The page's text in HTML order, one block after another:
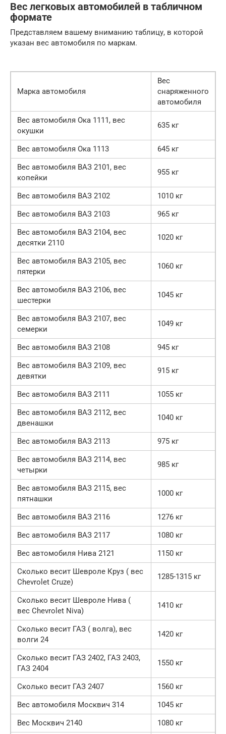
Вес легковых автомобилей в табличном
формате
Представляем вашему вниманию таблицу, в которой
указан вес автомобиля по маркам.
Марка автомобиля
Вес
снаряженного
автомобиля
Вес автомобиля Ока 1111, вес
окушки
635 кг
Вес автомобиля Ока 1113
645 кг
Вес автомобиля ВАЗ 2101, вес
копейки
955 кг
Вес автомобиля ВАЗ 2102
1010 кг
Вес автомобиля ВАЗ 2103
965 кг
Вес автомобиля ВАЗ 2104, вес
десятки 2110
1020 кг
Вес автомобиля ВАЗ 2105, вес
пятерки
1060 кг
Вес автомобиля ВАЗ 2106, вес
шестерки
1045 кг
Вес автомобиля ВАЗ 2107, вес
семерки
1049 кг
Вес автомобиля ВАЗ 2108
945 кг
Вес автомобиля ВАЗ 2109, вес
девятки
915 кг
Вес автомобиля ВАЗ 2111
1055 кг
Вес автомобиля ВАЗ 2112, вес
двенашки
1040 кг
Вес автомобиля ВАЗ 2113
975 кг
Вес автомобиля ВАЗ 2114, вес
четырки
985 кг
Вес автомобиля ВАЗ 2115, вес
пятнашки
1000 кг
Вес автомобиля ВАЗ 2116
1276 кг
Вес автомобиля ВАЗ 2117
1080 кг
Вес автомобиля Нива 2121
1150 кг
Сколько весит Шевроле Круз ( вес
Chevrolet Cruze)
1285-1315 кг
Сколько весит Шевроле Нива (
вес Chevrolet Niva)
1410 кг
Сколько весит ГАЗ ( волга), вес
волги 24
1420 кг
Сколько весит ГАЗ 2402, ГАЗ 2403,
ГАЗ 2404
1550 кг
Сколько весит ГАЗ 2407
1560 кг
Вес автомобиля Москвич 314
1045 кг
Вес Москвич 2140
1080 кг